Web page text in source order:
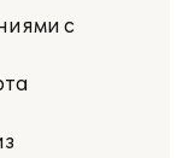
с